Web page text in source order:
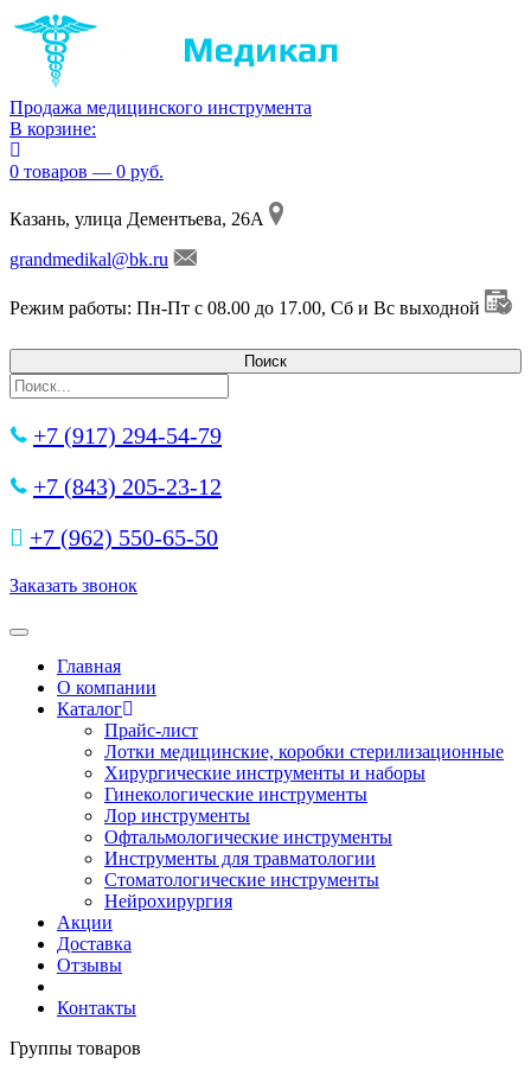
Продажа медицинского инструмента
В корзине:
0 товаров — 0 руб.
Казань, улица Дементьева, 26А
grandmedikal@bk.ru
Режим работы: Пн-Пт с 08.00 до 17.00, Сб и Вс выходной
+7 (917) 294-54-79
+7 (843) 205-23-12
+7 (962) 550‑65‑50‬
Заказать звонок
Toggle navigation
Главная
О компании
Каталог
Прайс-лист
Лотки медицинские, коробки стерилизационные
Хирургические инструменты и наборы
Гинекологические инструменты
Лор инструменты
Офтальмологические инструменты
Инструменты для травматологии
Стоматологические инструменты
Нейрохирургия
Акции
Доставка
Отзывы
Контакты
Группы товаров